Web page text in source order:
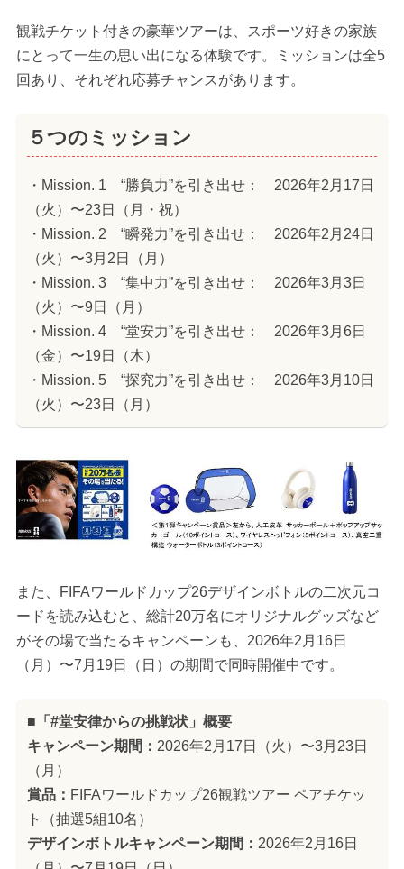
観戦チケット付きの豪華ツアーは、スポーツ好きの家族
にとって一生の思い出になる体験です。ミッションは全5
回あり、それぞれ応募チャンスがあります。
５つのミッション
・Mission. 1 “勝負力”を引き出せ： 2026年2月17日
（火）〜23日（月・祝）
・Mission. 2 “瞬発力”を引き出せ： 2026年2月24日
（火）〜3月2日（月）
・Mission. 3 “集中力”を引き出せ： 2026年3月3日
（火）〜9日（月）
・Mission. 4 “堂安力”を引き出せ： 2026年3月6日
（金）〜19日（木）
・Mission. 5 “探究力”を引き出せ： 2026年3月10日
（火）〜23日（月）
また、FIFAワールドカップ26デザインボトルの二次元コ
ードを読み込むと、総計20万名にオリジナルグッズなど
がその場で当たるキャンペーンも、2026年2月16日
（月）〜7月19日（日）の期間で同時開催中です。
■「#堂安律からの挑戦状」概要
キャンペーン期間： 2026年2月17日（火）〜3月23日
（月）
賞品： FIFAワールドカップ26観戦ツアー ペアチケッ
ト（抽選5組10名）
デザインボトルキャンペーン期間： 2026年2月16日